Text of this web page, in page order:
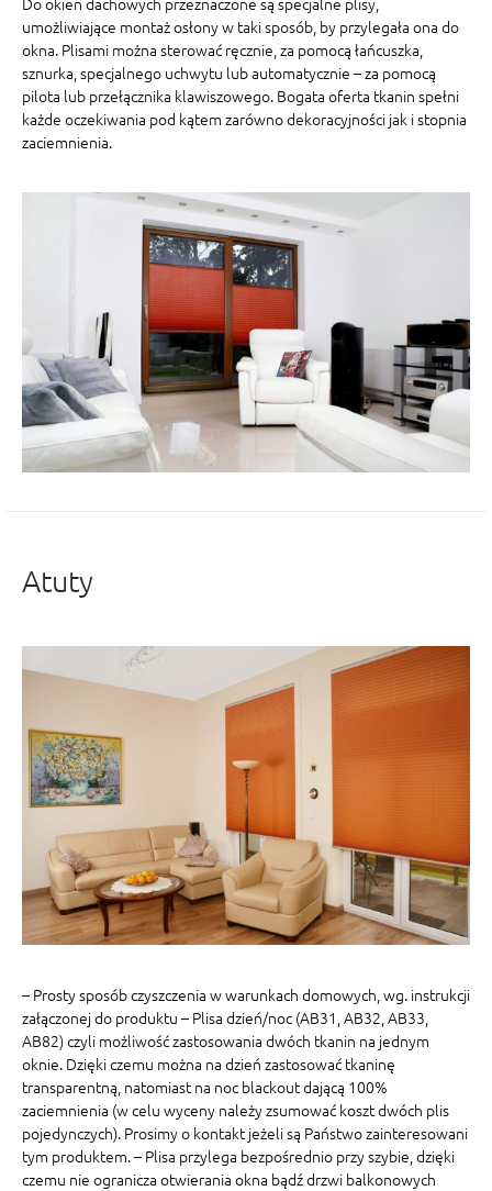
umożliwiające montaż osłony w taki sposób, by przylegała ona do
okna. Plisami można sterować ręcznie, za pomocą łańcuszka,
sznurka, specjalnego uchwytu lub automatycznie – za pomocą
pilota lub przełącznika klawiszowego. Bogata oferta tkanin spełni
każde oczekiwania pod kątem zarówno dekoracyjności jak i stopnia
zaciemnienia.
Atuty
– Prosty sposób czyszczenia w warunkach domowych, wg. instrukcji
załączonej do produktu – Plisa dzień/noc (AB31, AB32, AB33,
AB82) czyli możliwość zastosowania dwóch tkanin na jednym
oknie. Dzięki czemu można na dzień zastosować tkaninę
transparentną, natomiast na noc blackout dającą 100%
zaciemnienia (w celu wyceny należy zsumować koszt dwóch plis
pojedynczych). Prosimy o kontakt jeżeli są Państwo zainteresowani
tym produktem. – Plisa przylega bezpośrednio przy szybie, dzięki
czemu nie ogranicza otwierania okna bądź drzwi balkonowych